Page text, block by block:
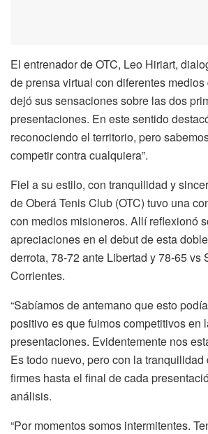
El entrenador de OTC, Leo Hiriart,
de prensa virtual con diferentes
dejó sus sensaciones sobre las dos
presentaciones. En este sentido
reconociendo el territorio, pero
competir contra cualquiera”.
Fiel a su estilo, con tranquilidad y
de Oberá Tenis Club (OTC) tuvo una
con medios misioneros. Allí reflexionó
apreciaciones en el debut de esta
derrota, 78-72 ante Libertad y 78-65 vs
Corrientes.
“Sabíamos de antemano que esto
positivo es que fuimos competitivos en
presentaciones. Evidentemente nos
Es todo nuevo, pero con la
firmes hasta el final de cada
análisis.
“Por momentos somos intermitentes.